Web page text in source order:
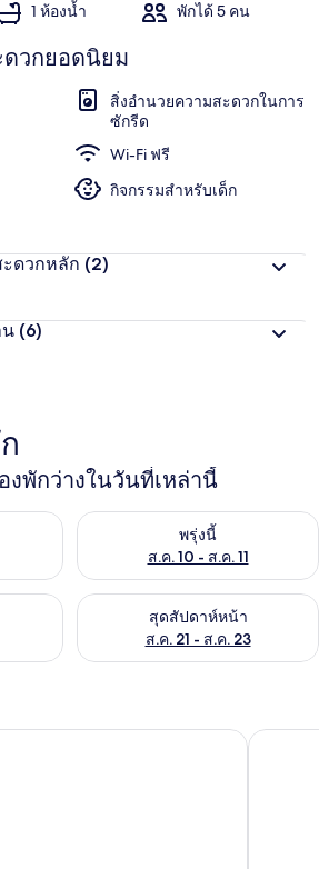
1 ห้องน้ำ พักได้ 5 คน
ดวกยอดนิยม
สิ่งอำนวยความสะดวกในการ
ซักรีด
Wi-Fi ฟรี
กิจกรรมสำหรับเด็ก
ดวกหลัก (2)
น (6)
พักว่างในวันที่เหล่านี้
างในคืนนี้ ส.ค. 9 - ส.ค. 10
พรุ่งนี้
ส.ค. 10 - ส.ค. 11
ตรวจสอบจำนวนห้องพักว่างใน
งในสุดสัปดาห์นี้ ส.ค. 14 - ส.ค. 16
สุดสัปดาห์หน้า
ส.ค. 21 - ส.ค. 23
ตรวจสอบจำนวนห้องพักว่างใน
นิว อินน์